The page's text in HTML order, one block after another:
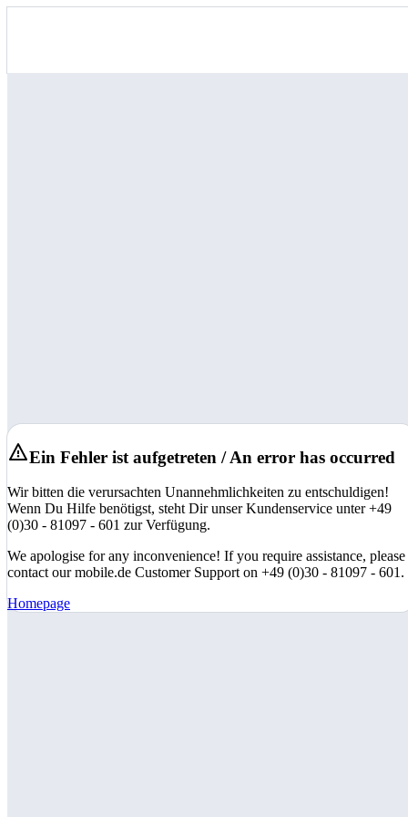
Ein Fehler ist aufgetreten / An error has occurred
Wir bitten die verursachten Unannehmlichkeiten zu entschuldigen!
Wenn Du Hilfe benötigst, steht Dir unser Kundenservice unter +49
(0)30 - 81097 - 601 zur Verfügung.
We apologise for any inconvenience! If you require assistance, please
contact our mobile.de Customer Support on +49 (0)30 - 81097 - 601.
Homepage